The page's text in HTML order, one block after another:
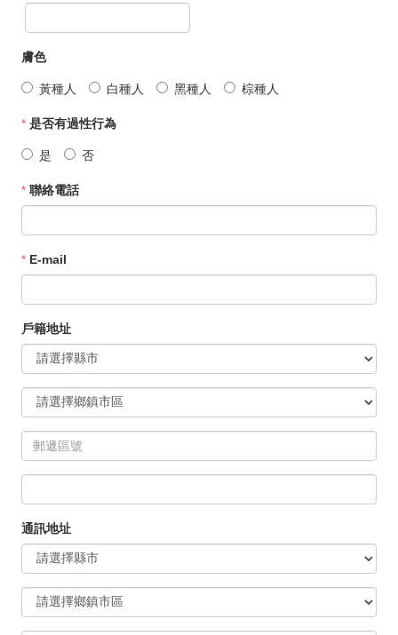
膚色
黃種人 白種人 黑種人 棕種人
* 是否有過性行為
是 否
* 聯絡電話
* E-mail
戶籍地址
通訊地址